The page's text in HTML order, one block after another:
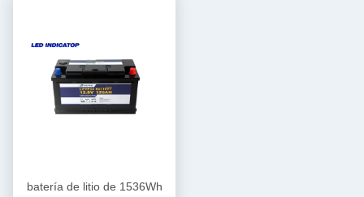
batería de litio de 1536Wh